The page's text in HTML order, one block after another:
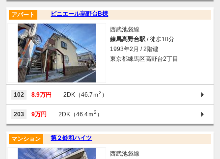
ピニエール高野台B棟
アパート
西武池袋線
練馬高野台駅 / 徒歩10分
1993年2月 / 2階建
東京都練馬区高野台2丁目
102 8.9万円 2DK（46.7ｍ2 ）
203 9万円 2DK（46.4ｍ2 ）
第２鈴和ハイツ
マンション
西武池袋線